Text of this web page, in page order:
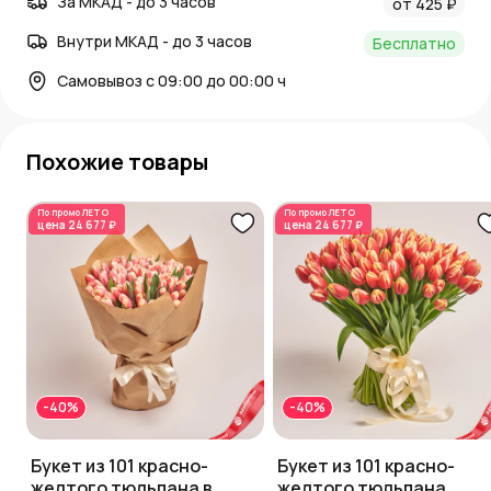
Внутри МКАД - до 3 часов
Бесплатно
Самовывоз с 09:00 до 00:00 ч
Похожие товары
По промоЛЕТО
цена 24 677 ₽
-40%
Букет из 101 красно-
По промоЛЕТО
цена 24 677 ₽
-40%
Букет из 101 красно-